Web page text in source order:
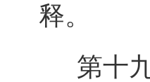
释。
第十